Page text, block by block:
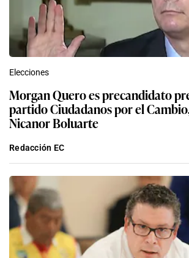
Elecciones
Morgan Quero es precandidato
partido Ciudadanos por el
Nicanor Boluarte
Redacción EC